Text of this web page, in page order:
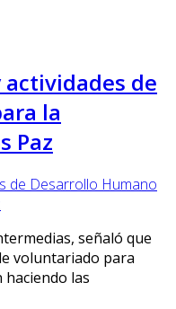
de
la
Paz
señaló que
voluntariado para
las